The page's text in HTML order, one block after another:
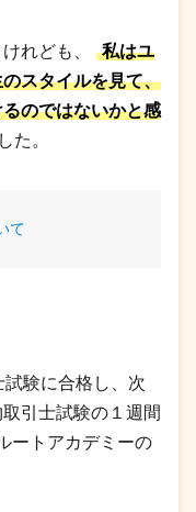
れども、
私はユ
スタイルを見て、
のではないかと感
た。
て
験に合格し、次
引士試験の１週間
ートアカデミーの